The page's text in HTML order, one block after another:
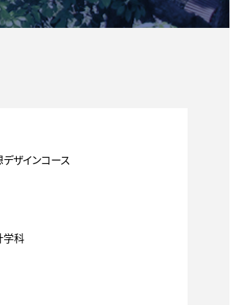
ザインコース
学科